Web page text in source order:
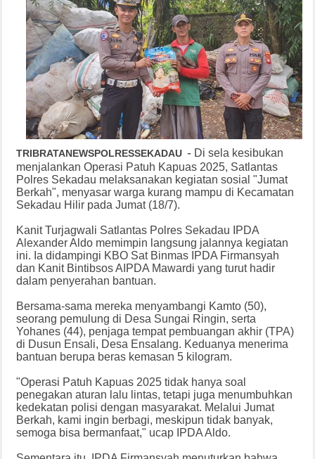
TRIBRATANEWSPOLRESSEKADAU - Di sela kesibukan
menjalankan Operasi Patuh Kapuas 2025, Satlantas
Polres Sekadau melaksanakan kegiatan sosial "Jumat
Berkah", menyasar warga kurang mampu di Kecamatan
Sekadau Hilir pada Jumat (18/7).
Kanit Turjagwali Satlantas Polres Sekadau IPDA
Alexander Aldo memimpin langsung jalannya kegiatan
ini. Ia didampingi KBO Sat Binmas IPDA Firmansyah
dan Kanit Bintibsos AIPDA Mawardi yang turut hadir
dalam penyerahan bantuan.
Bersama-sama mereka menyambangi Kamto (50),
seorang pemulung di Desa Sungai Ringin, serta
Yohanes (44), penjaga tempat pembuangan akhir (TPA)
di Dusun Ensali, Desa Ensalang. Keduanya menerima
bantuan berupa beras kemasan 5 kilogram.
"Operasi Patuh Kapuas 2025 tidak hanya soal
penegakan aturan lalu lintas, tetapi juga menumbuhkan
kedekatan polisi dengan masyarakat. Melalui Jumat
Berkah, kami ingin berbagi, meskipun tidak banyak,
semoga bisa bermanfaat," ucap IPDA Aldo.